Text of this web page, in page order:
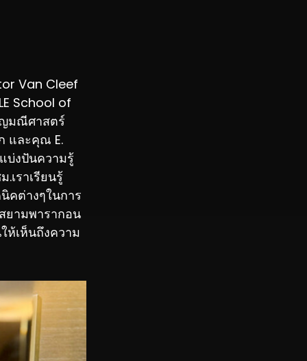
Van Cleef
School of
มณีศาสตร์
และคุณ E.
บ่งปันความรู้
เราเรียนรู้
คต่างๆในการ
ยามพารากอน
ห้เห็นถึงความ